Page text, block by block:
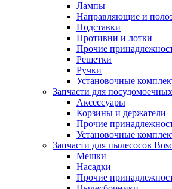
Лампы
Направляющие и
Подставки
Противни и лотки
Прочие
Решетки
Ручки
Установочные
Запчасти для
Аксессуары
Корзины и держатели
Прочие
Установочные
Запчасти для пылесосов
Мешки
Насадки
Прочие